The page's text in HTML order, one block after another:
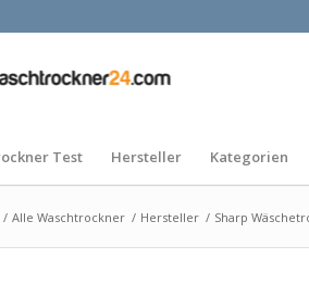
Test Hersteller Kategorien
/ Alle Waschtrockner / Hersteller / Sharp